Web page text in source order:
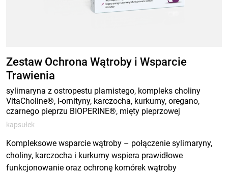
Zestaw Ochrona Wątroby i Wsparcie
Trawienia
sylimaryna z ostropestu plamistego, kompleks choliny
VitaCholine®, l-ornityny, karczocha, kurkumy, oregano,
czarnego pieprzu BIOPERINE®, mięty pieprzowej
kapsułek
Kompleksowe wsparcie wątroby – połączenie sylimaryny,
choliny, karczocha i kurkumy wspiera prawidłowe
funkcjonowanie oraz ochronę komórek wątroby